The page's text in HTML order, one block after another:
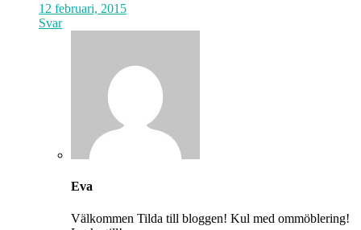
12 februari, 2015
Svar
Eva
Välkommen Tilda till bloggen! Kul med ommöblering!